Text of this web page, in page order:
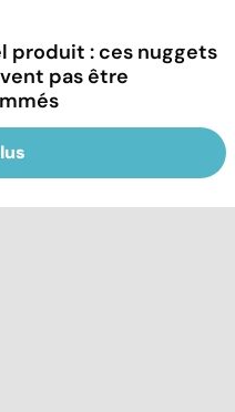
produit : ces nuggets
pas être